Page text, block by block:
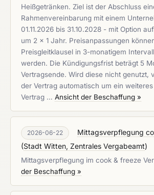
Heißgetränken. Ziel ist der Abschluss
Rahmenvereinbarung mit einem
01.11.2026 bis 31.10.2028 - mit Option
um 2 x 1 Jahr. Preisanpassungen
Preisgleitklausel in 3-monatigem
werden. Die Kündigungsfrist beträgt 5
Vertragsende. Wird diese nicht genutzt,
der Vertrag automatisch um ein
Vertrag … Ansicht der Beschaffung »
2026-06-22
Mittagsverpflegung
(Stadt Witten, Zentrales Vergabeamt)
Mittagsverpflegung im cook & freeze
der Beschaffung »